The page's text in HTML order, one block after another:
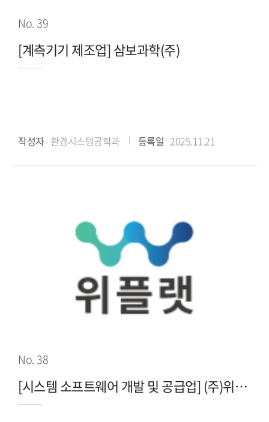
No. 39
[계측기기 제조업] 삼보과학(주)
작성자 환경시스템공학과 등록일 2025.11.21
No. 38
[시스템 소프트웨어 개발 및 공급업] (주)위플랫